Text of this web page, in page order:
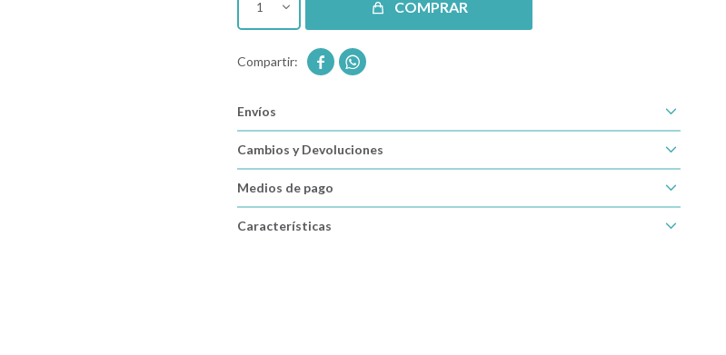
1 COMPRAR
 
Envíos
Cambios y Devoluciones
Medios de pago
Características